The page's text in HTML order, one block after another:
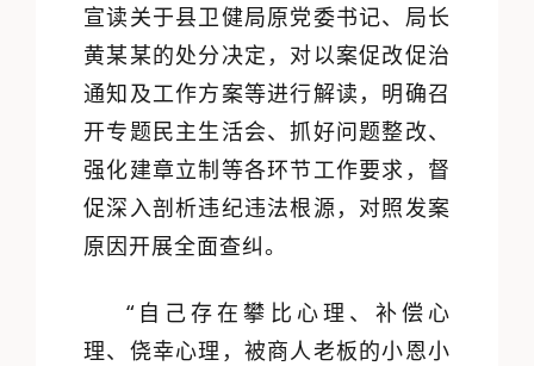
宣读关于县卫健局原党委书记、局长
黄某某的处分决定，对以案促改促治
通知及工作方案等进行解读，明确召
开专题民主生活会、抓好问题整改、
强化建章立制等各环节工作要求，督
促深入剖析违纪违法根源，对照发案
原因开展全面查纠。
“自己存在攀比心理、补偿心
理、侥幸心理，被商人老板的小恩小